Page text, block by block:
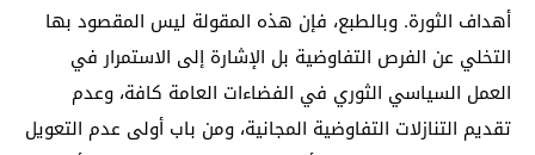
أهداف الثورة. وبالطبع، فإن هذه المقولة ليس المقصود بها
التخلي عن الفرص التفاوضية بل الإشارة إلى الاستمرار في
العمل السياسي الثوري في الفضاءات العامة كافة، وعدم
تقديم التنازلات التفاوضية المجانية، ومن باب أولى عدم التعويل